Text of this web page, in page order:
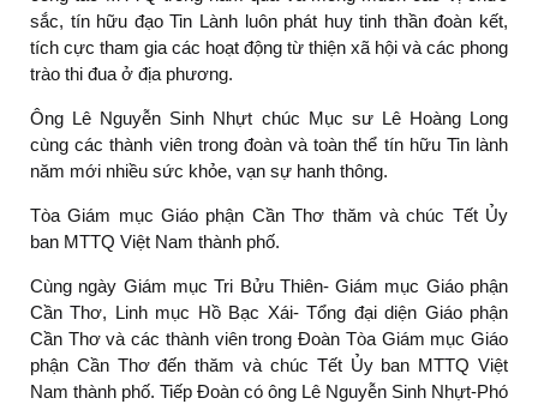
sắc, tín hữu đạo Tin Lành luôn phát huy tinh thần đoàn kết,
tích cực tham gia các hoạt động từ thiện xã hội và các phong
trào thi đua ở địa phương.
Ông Lê Nguyễn Sinh Nhựt chúc Mục sư Lê Hoàng Long
cùng các thành viên trong đoàn và toàn thể tín hữu Tin lành
năm mới nhiều sức khỏe, vạn sự hanh thông.
Tòa Giám mục Giáo phận Cần Thơ thăm và chúc Tết Ủy
ban MTTQ Việt Nam thành phố.
Cùng ngày Giám mục Tri Bửu Thiên- Giám mục Giáo phận
Cần Thơ, Linh mục Hồ Bạc Xái- Tổng đại diện Giáo phận
Cần Thơ và các thành viên trong Đoàn Tòa Giám mục Giáo
phận Cần Thơ đến thăm và chúc Tết Ủy ban MTTQ Việt
Nam thành phố. Tiếp Đoàn có ông Lê Nguyễn Sinh Nhựt-Phó